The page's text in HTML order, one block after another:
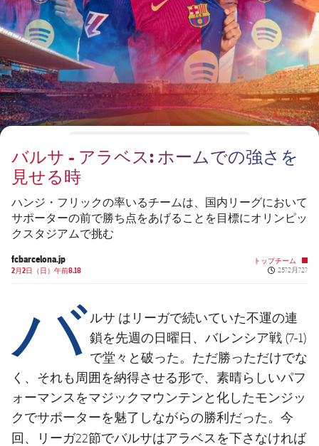
会長
レジェンド
監督
plusicon
label.aria.plus
プレスパス
Facilities
チケット
結果
順位表
スケジュール
チケット
結果
順位表
PLUSICON
LABEL.ARIA.PLUS
トップチーム
plusicon
label.aria.plus
スケジュール
チケット
結果
順位表
PLUSICON
LABEL.ARIA.PLUS
トップチーム
スケジュール
チケット
結果
順位表
PLUSICON
LABEL.ARIA.PLUS
トップチーム
plusicon
label.aria.plus
スケジュール
チケット
結果
順位表
PLUSICON
LABEL.ARIA.PLUS
スケジュール
チケット
結果
順位表
バルサ - アラベス: ホームでの強さを
見せる時
ハンジ・フリックの率いるチームは、国内リーグにおいて
サポーターの前で勝ち点をあげることを目標にオリンピッ
クスタジアムで挑む
fcbarcelona.jp
2月2日（日）午前8.18
トップチーム
Published
25?2月?2?
バ ルサ はリーガで続いていた不運の連
鎖を先週の日曜日、バレンシア戦 (7-1)
で堂々と破った。ただ勝っただけでな
く、それも周囲を納得させる形で、素晴らしいパフ
ォーマンスをマジックマウンテンと化したモンジッ
クでサポーターを魅了しながらの勝利だった。今
回、リーガ22節でバルサはアラベス を下さなければ